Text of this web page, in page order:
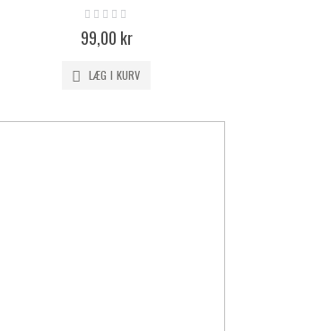
Rating:
99,00 kr
LÆG I KURV